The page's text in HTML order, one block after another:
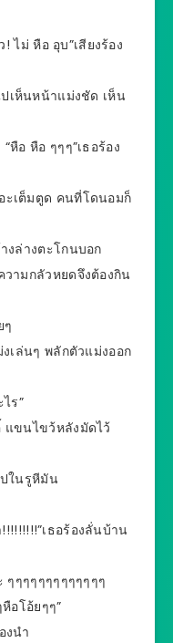
ไม่ หือ อุบ”เสียงร้อง
เห็นหน้าแม่งชัด เห็น
อ หือ ๆๆๆ”เธอร้อง
ะเต็มตูด คนที่โดนอมก็
งล่างตะโกนบอก
ามกลัวหยดจึงต้องกิน
ๆ
เล่นๆ พลักตัวแม่งออก
ร”
ขนไขว้หลังมัดไว้
ในรูหีมัน
เธอร้องลั่นบ้าน
ๆๆๆๆๆๆๆๆๆๆๆๆๆ
อโอ้ยๆๆ”
งนำ